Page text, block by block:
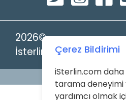
2026©
İsterlin
Powered by
Çerez Bildirimi
iSterlin.com daha
tarama deneyimi
yardımcı olmak